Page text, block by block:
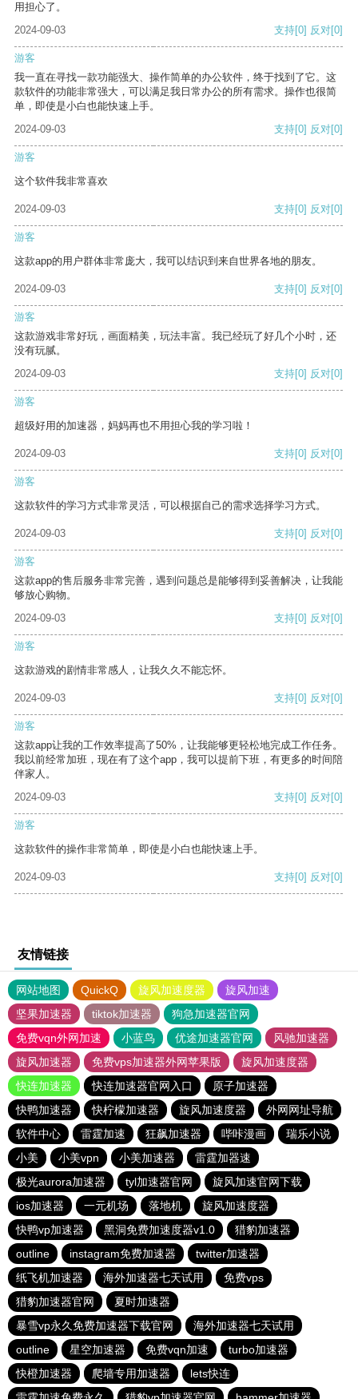
用担心了。
2024-09-03
支持[0] 反对[0]
游客
我一直在寻找一款功能强大、操作简单的办公软件，终于找到了它。这
款软件的功能非常强大，可以满足我日常办公的所有需求。操作也很简
单，即使是小白也能快速上手。
2024-09-03
支持[0] 反对[0]
游客
这个软件我非常喜欢
2024-09-03 支持[0] 反对[0]
游客
这款app的用户群体非常庞大，我可以结识到来自世界各地的朋友。
2024-09-03 支持[0] 反对[0]
游客
这款游戏非常好玩，画面精美，玩法丰富。我已经玩了好几个小时，还
没有玩腻。
2024-09-03
支持[0] 反对[0]
游客
超级好用的加速器，妈妈再也不用担心我的学习啦！
2024-09-03 支持[0] 反对[0]
游客
这款软件的学习方式非常灵活，可以根据自己的需求选择学习方式。
2024-09-03 支持[0] 反对[0]
游客
这款app的售后服务非常完善，遇到问题总是能够得到妥善解决，让我能
够放心购物。
2024-09-03
支持[0] 反对[0]
游客
这款游戏的剧情非常感人，让我久久不能忘怀。
2024-09-03 支持[0] 反对[0]
游客
这款app让我的工作效率提高了50%，让我能够更轻松地完成工作任务。
我以前经常加班，现在有了这个app，我可以提前下班，有更多的时间陪
伴家人。
2024-09-03
支持[0] 反对[0]
游客
这款软件的操作非常简单，即使是小白也能快速上手。
2024-09-03 支持[0] 反对[0]
友情链接
网站地图 QuickQ 旋风加速度器
旋风加速
坚果加速器
tiktok加速器
狗急加速器官网
免费vqn外网加速
小蓝鸟 优途加速器官网
风驰加速器
旋风加速器
免费vps加速器外网苹果版
旋风加速度器
快连加速器
快连加速器官网入口
原子加速器
快鸭加速器
快柠檬加速器 旋风加速度器
外网网址导航
软件中心
雷霆加速 狂飙加速器 哔咔漫画
瑞乐小说
小美
小美vpn 小美加速器
雷霆加器速
极光aurora加速器
tyl加速器官网
旋风加速官网下载
ios加速器
一元机场 落地机
旋风加速度器
快鸭vp加速器
黑洞免费加速度器v1.0
猎豹加速器
outline
instagram免费加速器
twitter加速器
纸飞机加速器
海外加速器七天试用
免费vps
猎豹加速器官网
夏时加速器
暴雪vp永久免费加速器下载官网
海外加速器七天试用
outline
星空加速器 免费vqn加速
turbo加速器
快橙加速器
爬墙专用加速器
lets快连